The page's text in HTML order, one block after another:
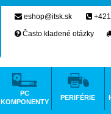
eshop@itsk.sk
Často kladené otázky
PC
KOMPONENTY
PERIFÉRIE